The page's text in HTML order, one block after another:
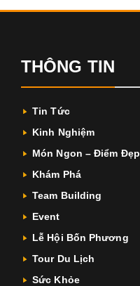
THÔNG TIN
Tin Tức
Kinh Nghiệm
Món Ngon – Điểm Đẹp
Khám Phá
Team Building
Event
Lễ Hội Bốn Phương
Tour Du Lịch
Sức Khỏe